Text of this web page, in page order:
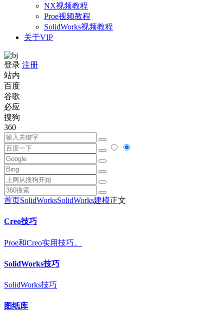
NX视频教程
Proe视频教程
SolidWorks视频教程
关于VIP
登录 注册
站内
百度
谷歌
必应
搜狗
360
首页SolidWorksSolidWorks建模正文
Creo技巧
Proe和Creo实用技巧。
SolidWorks技巧
SolidWorks技巧
图纸库